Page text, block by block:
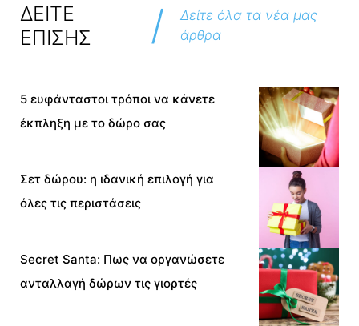
ΔΕΙΤΕ
ΕΠΙΣΗΣ
/
Δείτε όλα τα νέα μας
άρθρα
5 ευφάνταστοι τρόποι να κάνετε
έκπληξη με το δώρο σας
Σετ δώρου: η ιδανική επιλογή για
όλες τις περιστάσεις
Secret Santa: Πως να οργανώσετε
ανταλλαγή δώρων τις γιορτές